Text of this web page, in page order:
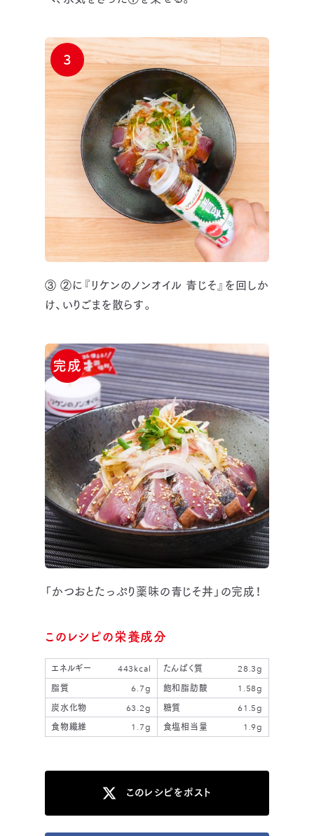
③ ②に『リケンのノンオイル 青じそ』を回しか
け、いりごまを散らす。
3
「かつおとたっぷり薬味の青じそ丼」の完成！
完成
このレシピの栄養成分
エネルギー 443kcal たんぱく質
28.3g
脂質
6.7g 飽和脂肪酸
1.58g
炭水化物
63.2g 糖質
61.5g
食物繊維
1.7g 食塩相当量 1.9g
このレシピをポスト